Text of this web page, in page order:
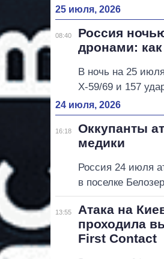
25 июля, 2026
08:40
Россия
дронами:
В ночь на 25
Х-59/69 и 157
24 июля, 2026
16:18
Оккупанты
медики
Россия 24 июля
в поселке
13:55
Атака на
проходила
First Contact